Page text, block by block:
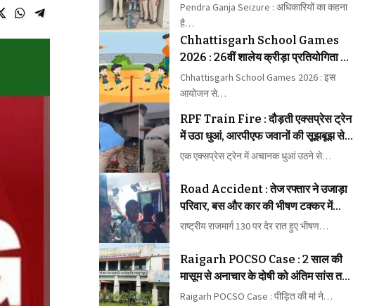
Pendra Ganja Seizure : अधिकारियों का कहना
है…
Chhattisgarh School Games
2026 : 26वीं शालेय क्रीड़ा प्रतियोगिता की
मेजबानी करेगा जीपीएम
Chhattisgarh School Games 2026 : इस
आयोजन से…
RPF Train Fire : दौड़ती एक्सप्रेस ट्रेन
में उठा धुआं, आरपीएफ जवानों की सूझबूझ से
टला बड़ा रेल हादसा
एक एक्सप्रेस ट्रेन में अचानक धुआं उठने से…
Road Accident : तेज रफ्तार ने उजाड़ा
परिवार, बस और कार की भीषण टक्कर में
महिला की मौत, कई घायल
राष्ट्रीय राजमार्ग 130 पर देर रात हुए भीषण…
Raigarh POCSO Case : 2 साल की
मासूम से अनाचार के दोषी को अंतिम सांस तक
कारावास
Raigarh POCSO Case : पीड़ित की मां ने…